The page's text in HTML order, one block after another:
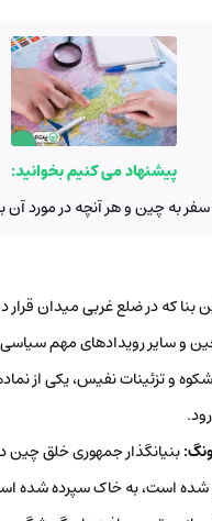
پیشنهاد می کنیم بخوانید:
به چین و هر آنچه در مورد آن
بنا که در ضلع غربی میدان قرار
و سایر رویدادهای مهم سیاسی
و تزئینات نفیس، یکی از
:بنیانگذار جمهوری خلق چین
شده است، به خاک سپرده شده